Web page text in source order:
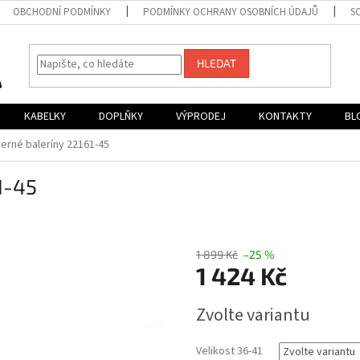
OBCHODNÍ PODMÍNKY PODMÍNKY OCHRANY OSOBNÍCH ÚDAJŮ
HLEDAT
KABELKY DOPLŇKY VÝPRODEJ KONTAKTY
baleríny 22161-45
45
1 899 Kč –25 %
1 424 Kč
cena:
Zvolte variantu
Velikost 36-41